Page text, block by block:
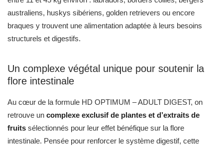
australiens, huskys sibériens, golden retrievers ou encore
braques y trouvent une alimentation adaptée à leurs besoins
structurels et digestifs.
Un complexe végétal unique pour soutenir la
flore intestinale
Au cœur de la formule HD OPTIMUM – ADULT DIGEST, on
retrouve un complexe exclusif de plantes et d’extraits de
fruits sélectionnés pour leur effet bénéfique sur la flore
intestinale. Pensée pour renforcer le système digestif, cette